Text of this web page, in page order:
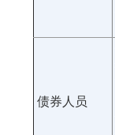
债券人员